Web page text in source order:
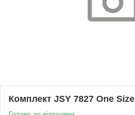
Комплект JSY 7827 One Size